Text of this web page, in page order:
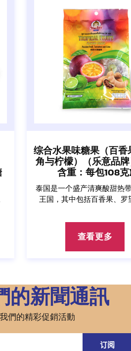
综合水果味糖果（百香
角与柠檬）（乐意品
含重：每包108
泰国是一个盛产清爽酸甜热
王国，其中包括百香果、罗
查看更多
的新聞通訊
們的精彩促銷活動